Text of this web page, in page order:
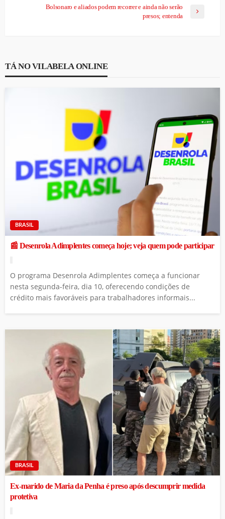
Bolsonaro e aliados podem recorrer e ainda não serão
presos; entenda
TÁ NO VILABELA ONLINE
BRASIL
📰 Desenrola Adimplentes começa hoje; veja quem pode participar
O programa Desenrola Adimplentes começa a funcionar
nesta segunda-feira, dia 10, oferecendo condições de
crédito mais favoráveis para trabalhadores informais...
BRASIL
Ex-marido de Maria da Penha é preso após descumprir medida
protetiva